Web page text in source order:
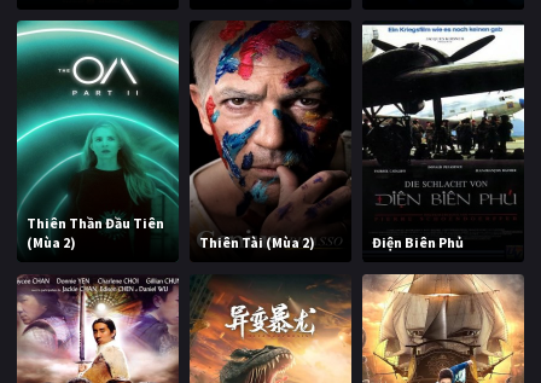
Thiên Thần Đầu Tiên
(Mùa 2)
Thiên Tài (Mùa 2) Điện Biên Phủ